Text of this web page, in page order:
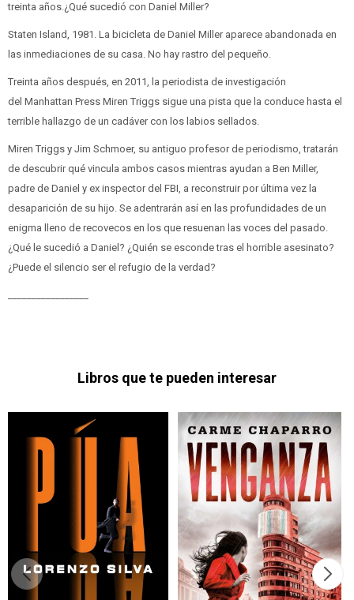
treinta años.¿Qué sucedió con Daniel Miller?
Staten Island, 1981. La bicicleta de Daniel Miller aparece abandonada en
las inmediaciones de su casa. No hay rastro del pequeño.
Treinta años después, en 2011, la periodista de investigación
del Manhattan Press Miren Triggs sigue una pista que la conduce hasta el
terrible hallazgo de un cadáver con los labios sellados.
Miren Triggs y Jim Schmoer, su antiguo profesor de periodismo, tratarán
de descubrir qué vincula ambos casos mientras ayudan a Ben Miller,
padre de Daniel y ex inspector del FBI, a reconstruir por última vez la
desaparición de su hijo. Se adentrarán así en las profundidades de un
enigma lleno de recovecos en los que resuenan las voces del pasado.
¿Qué le sucedió a Daniel? ¿Quién se esconde tras el horrible asesinato?
¿Puede el silencio ser el refugio de la verdad?
Libros que te pueden interesar